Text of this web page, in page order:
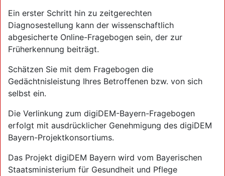
Ein erster Schritt hin zu zeitgerechten
Diagnosestellung kann der wissenschaftlich
abgesicherte Online-Fragebogen sein, der zur
Früherkennung beiträgt.
Schätzen Sie mit dem Fragebogen die
Gedächtnisleistung Ihres Betroffenen bzw. von sich
selbst ein.
Die Verlinkung zum digiDEM-Bayern-Fragebogen
erfolgt mit ausdrücklicher Genehmigung des digiDEM
Bayern-Projektkonsortiums.
Das Projekt digiDEM Bayern wird vom Bayerischen
Staatsministerium für Gesundheit und Pflege